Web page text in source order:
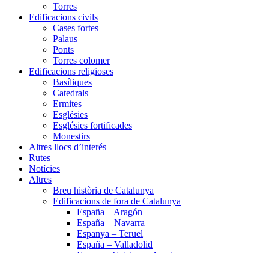
Torres
Edificacions civils
Cases fortes
Palaus
Ponts
Torres colomer
Edificacions religioses
Basíliques
Catedrals
Ermites
Esglésies
Esglésies fortificades
Monestirs
Altres llocs d’interés
Rutes
Notícies
Altres
Breu història de Catalunya
Edificacions de fora de Catalunya
España – Aragón
España – Navarra
Espanya – Teruel
España – Valladolid